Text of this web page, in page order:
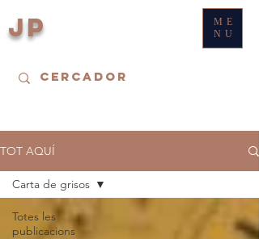
ME
NU
JP
TOT AQUÍ
Totes les
publicacions
Carta de grisos